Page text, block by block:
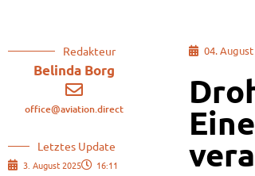
Redakteur
Belinda Borg
office@aviation.direct
Letztes Update
3. August 2025 16:11
04.